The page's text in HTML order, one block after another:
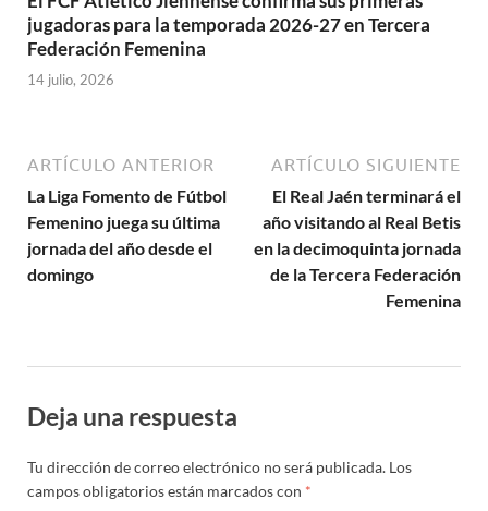
jugadoras para la temporada 2026-27 en Tercera
Federación Femenina
14 julio, 2026
ARTÍCULO ANTERIOR
La Liga Fomento de Fútbol
Femenino juega su última
jornada del año desde el
domingo
ARTÍCULO SIGUIENTE
El Real Jaén terminará el
año visitando al Real Betis
en la decimoquinta jornada
de la Tercera Federación
Femenina
Deja una respuesta
Tu dirección de correo electrónico no será publicada. Los
campos obligatorios están marcados con *